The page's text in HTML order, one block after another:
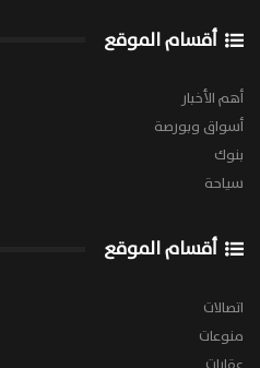
أقسام الموقع
أهم الأخبار
أسواق وبورصة
بنوك
سياحة
أقسام الموقع
اتصالات
منوعات